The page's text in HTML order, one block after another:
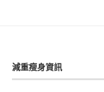
減重瘦身資訊